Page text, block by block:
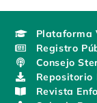
Plataforma
Registro
Consejo
Repositorio
Revista